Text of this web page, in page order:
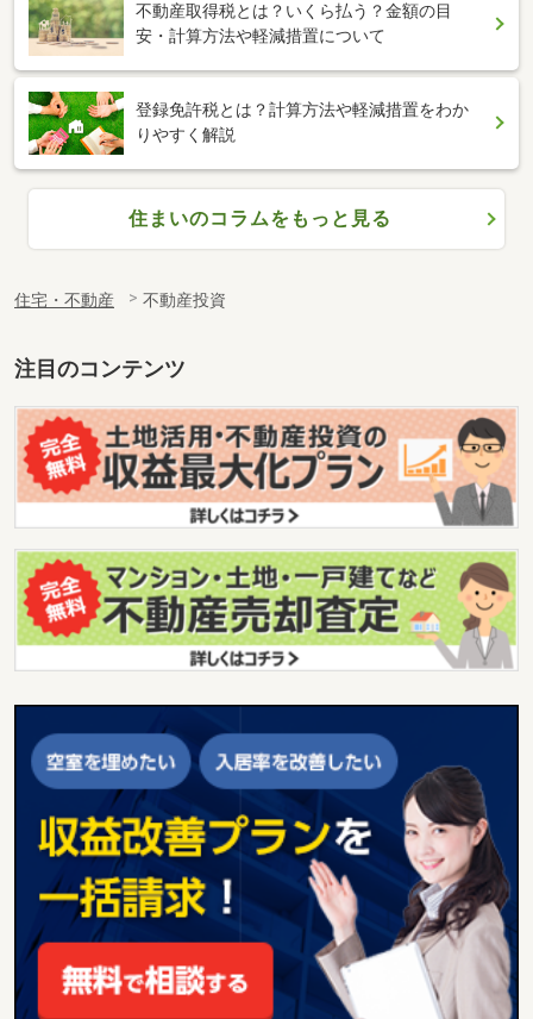
不動産取得税とは？いくら払う？金額の目
安・計算方法や軽減措置について
登録免許税とは？計算方法や軽減措置をわか
りやすく解説
住まいのコラムをもっと見る
住宅・不動産 不動産投資
注目のコンテンツ